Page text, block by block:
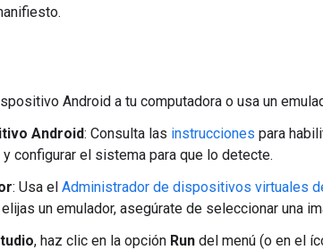
Android a tu computadora o usa un
Android: Consulta las instrucciones para
y configurar el sistema para que lo detecte.
: Usa el Administrador de dispositivos virtuales
elijas un emulador, asegúrate de seleccionar una
, haz clic en la opción Run del menú (o en el